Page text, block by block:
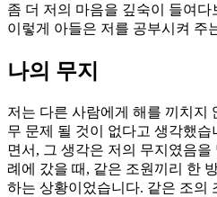
좀 더 저의 마음을 깊숙이 들여
이렇게 아들은 저를 공부시켜 주
나의 무지
저는 다른 사람에게 해를 끼치지
무 문제 될 것이 없다고 생각했습
면서, 그 생각은 저의 무지였음
례에 갔을 때, 같은 조원끼리 한
하는 상황이었습니다. 같은 조의